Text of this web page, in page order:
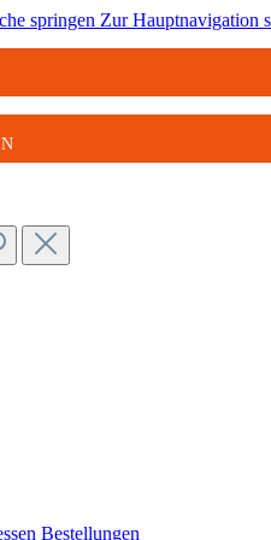
springen Zur Hauptnavigation
Bestellungen